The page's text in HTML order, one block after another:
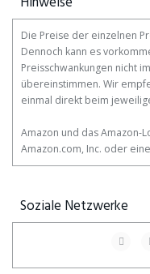
Die Preise der einzelnen
Dennoch kann es
Preisschwankungen nicht
übereinstimmen. Wir
einmal direkt beim
Amazon und das Amazon-
Amazon.com, Inc. oder
Soziale Netzwerke